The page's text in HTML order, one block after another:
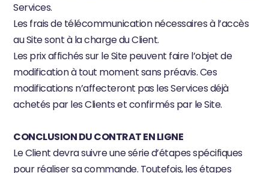
Services.
Les frais de télécommunication nécessaires à l’accès
au Site sont à la charge du Client.
Les prix affichés sur le Site peuvent faire l’objet de
modification à tout moment sans préavis. Ces
modifications n’affecteront pas les Services déjà
achetés par les Clients et confirmés par le Site.
CONCLUSION DU CONTRAT EN LIGNE
Le Client devra suivre une série d’étapes spécifiques
pour réaliser sa commande. Toutefois, les étapes